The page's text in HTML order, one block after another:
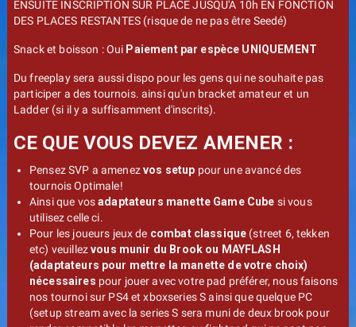
ENSUITE INSCRIPTION SUR PLACE JUSQU'A 10h EN FONCTION
DES PLACES RESTANTES (risque de ne pas être Seedé)
Snack et boisson : Oui Paiement par espèce UNIQUEMENT
Du freeplay sera aussi dispo pour les gens qui ne souhaite pas
participer a des tournois. ainsi qu'un bracket amateur et un
Ladder (si il y a suffisamment d'inscrits).
CE QUE VOUS DEVEZ AMENER :
Pensez SVP a amenezvos setup pour une avancé des
tournois Optimale!
Ainsi que vosadaptateurs manette Game Cube si vous
utilisez celle ci.
Pour les joueurs jeux de combat classique (street 6, tekken
etc) veuillezvous munir du Brook ou MAYFLASH
(adaptateurs pour mettre la manette de votre choix)
nécessaires pour jouer avec votre pad préférer, nous faisons
nos tournoi sur PS4 et xboxseries S ainsi que quelque PC
(setup stream avec la series S sera muni de deux brook pour